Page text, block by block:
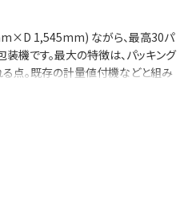
1,545mm) ながら、最高30パ
機です。最大の特徴は、パッキング
点。既存の計量値付機などと組み
率化します。フィルムの交換が簡単
分を取り外して清掃できるなど、メ
他、「ボタンや文字が大きく見やすい
準搭載することで、マスター管理の
種機能を強化。